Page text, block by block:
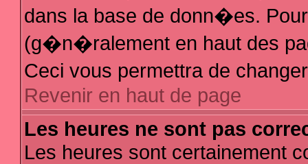
dans la base de donn�es.
(g�n�ralement en haut des
Ceci vous permettra de
Revenir en haut de page
Les heures ne sont pas
Les heures sont certainement